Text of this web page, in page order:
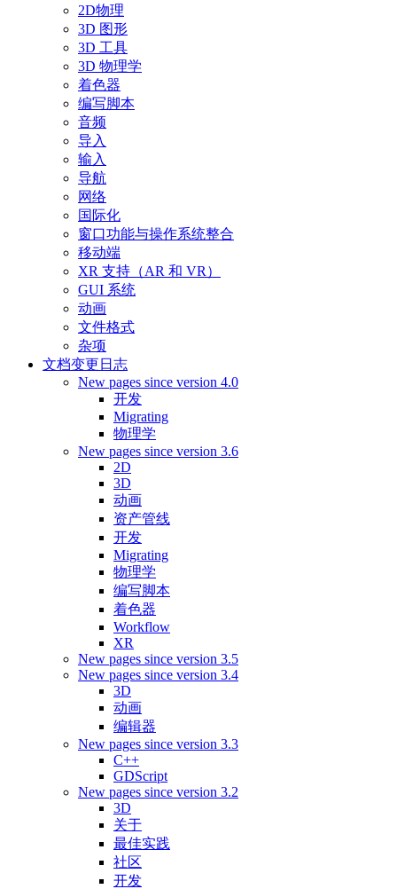
2D物理
3D 图形
3D 工具
3D 物理学
着色器
编写脚本
音频
导入
输入
导航
网络
国际化
窗口功能与操作系统整合
移动端
XR 支持（AR 和 VR）
GUI 系统
动画
文件格式
杂项
文档变更日志
New pages since version 4.0
开发
Migrating
物理学
New pages since version 3.6
2D
3D
动画
资产管线
开发
Migrating
物理学
编写脚本
着色器
Workflow
XR
New pages since version 3.5
New pages since version 3.4
3D
动画
编辑器
New pages since version 3.3
C++
GDScript
New pages since version 3.2
3D
关于
最佳实践
社区
开发